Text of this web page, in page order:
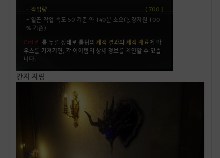
간지 지림